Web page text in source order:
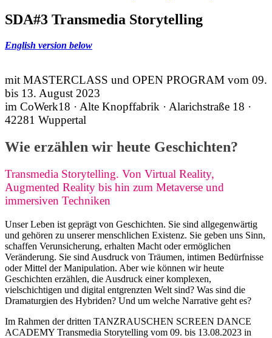
SDA#3 Transmedia Storytelling
English version below
mit MASTERCLASS und OPEN PROGRAM vom 09.
bis 13. August 2023
im CoWerk18 · Alte Knopffabrik · Alarichstraße 18 ·
42281 Wuppertal
Wie erzählen wir heute Geschichten?
Transmedia Storytelling. Von Virtual Reality,
Augmented Reality bis hin zum Metaverse und
immersiven Techniken
Unser Leben ist geprägt von Geschichten. Sie sind allgegenwärtig
und gehören zu unserer menschlichen Existenz. Sie geben uns Sinn,
schaffen Verunsicherung, erhalten Macht oder ermöglichen
Veränderung. Sie sind Ausdruck von Träumen, intimen Bedürfnisse
oder Mittel der Manipulation. Aber wie können wir heute
Geschichten erzählen, die Ausdruck einer komplexen,
vielschichtigen und digital entgrenzten Welt sind? Was sind die
Dramaturgien des Hybriden? Und um welche Narrative geht es?
Im Rahmen der dritten TANZRAUSCHEN SCREEN DANCE
ACADEMY Transmedia Storytelling vom 09. bis 13.08.2023 in